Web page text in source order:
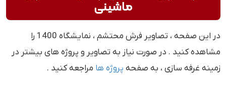
ماشینی
در این صفحه ، تصاویر فرش محتشم ، نمایشگاه 1400 را
مشاهده کنید . در صورت نیاز به تصاویر و پروژه های بیشتر در
زمینه غرفه سازی ، به صفحه پروژه ها مراجعه کنید .